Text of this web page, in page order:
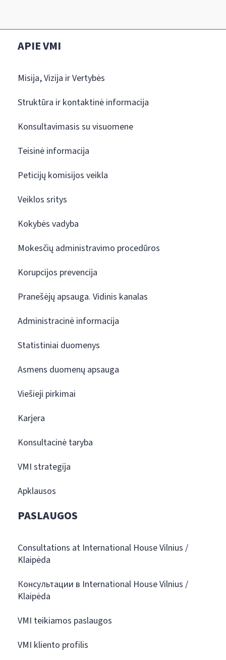
APIE VMI
Misija, Vizija ir Vertybės
Struktūra ir kontaktinė informacija
Konsultavimasis su visuomene
Teisinė informacija
Peticijų komisijos veikla
Veiklos sritys
Kokybės vadyba
Mokesčių administravimo procedūros
Korupcijos prevencija
Pranešėjų apsauga. Vidinis kanalas
Administracinė informacija
Statistiniai duomenys
Asmens duomenų apsauga
Viešieji pirkimai
Karjera
Konsultacinė taryba
VMI strategija
Apklausos
PASLAUGOS
Consultations at International House Vilnius /
Klaipėda
Консультации в International House Vilnius /
Klaipėda
VMI teikiamos paslaugos
VMI kliento profilis